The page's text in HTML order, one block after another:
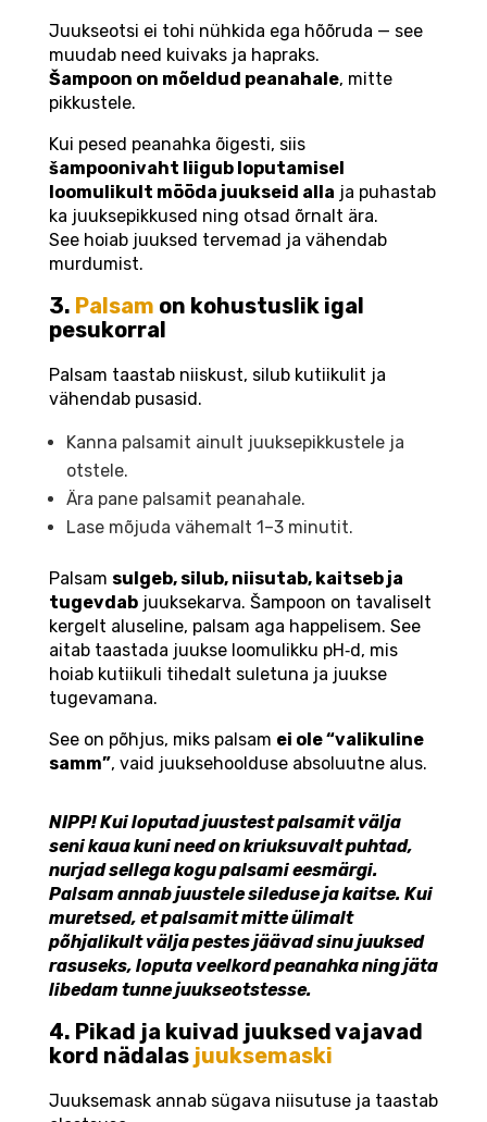
Juukseotsi ei tohi nühkida ega hõõruda — see
muudab need kuivaks ja hapraks.
Šampoon on mõeldud peanahale, mitte
pikkustele.
Kui pesed peanahka õigesti, siis
šampoonivaht liigub loputamisel
loomulikult mööda juukseid alla ja puhastab
ka juuksepikkused ning otsad õrnalt ära.
See hoiab juuksed tervemad ja vähendab
murdumist.
3. Palsam on kohustuslik igal
pesukorral
Palsam taastab niiskust, silub kutiikulit ja
vähendab pusasid.
Kanna palsamit ainult juuksepikkustele ja
otstele.
Ära pane palsamit peanahale.
Lase mõjuda vähemalt 1–3 minutit.
Palsam sulgeb, silub, niisutab, kaitseb ja
tugevdabjuuksekarva. Šampoon on tavaliselt
kergelt aluseline, palsam aga happelisem. See
aitab taastada juukse loomulikku pH‑d, mis
hoiab kutiikuli tihedalt suletuna ja juukse
tugevamana.
See on põhjus, miks palsam ei ole “valikuline
samm”, vaid juuksehoolduse absoluutne alus.
NIPP! Kui loputad juustest palsamit välja
seni kaua kuni need on kriuksuvalt puhtad,
nurjad sellega kogu palsami eesmärgi.
Palsam annab juustele sileduse ja kaitse. Kui
muretsed, et palsamit mitte ülimalt
põhjalikult välja pestes jäävad sinu juuksed
rasuseks, loputa veelkord peanahka ning jäta
libedam tunne juukseotstesse.
4. Pikad ja kuivad juuksed vajavad
kord nädalas juuksemaski
Juuksemask annab sügava niisutuse ja taastab